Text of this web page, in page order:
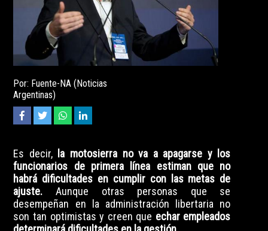
Por: Fuente-NA (Noticias
Argentinas)
Es decir,la motosierra no va a apagarse y los
funcionarios de primera línea estiman que no
habrá dificultades en cumplir con las metas de
ajuste. Aunque otras personas que se
desempeñan en la administración libertaria no
son tan optimistas y creen que echar empleados